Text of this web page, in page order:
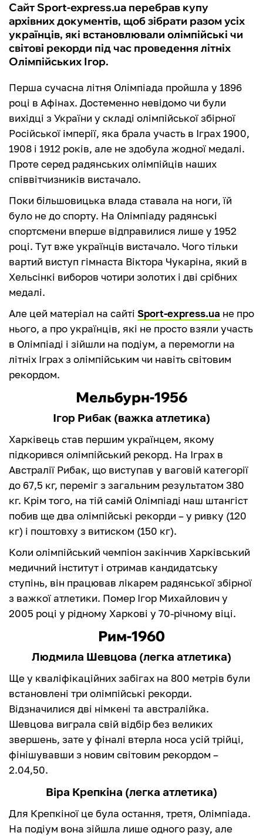
Сайт Sport-express.ua перебрав купу
архівних документів, щоб зібрати разом усіх
українців, які встановлювали олімпійські чи
світові рекорди під час проведення літніх
Олімпійських Ігор.
Перша сучасна літня Олімпіада пройшла у 1896
році в Афінах. Достеменно невідомо чи були
вихідці з України у складі олімпійської збірної
Російської імперії, яка брала участь в Іграх 1900,
1908 і 1912 років, але не здобула жодної медалі.
Проте серед радянських олімпійців наших
співвітчизників вистачало.
Поки більшовицька влада ставала на ноги, їй
було не до спорту. На Олімпіаду радянські
спортсмени вперше відправилися лише у 1952
році. Тут вже українців вистачало. Чого тільки
вартий виступ гімнаста Віктора Чукаріна, який в
Хельсінкі виборов чотири золотих і дві срібних
медалі.
Але цей матеріал на сайті Sport-express.ua не про
нього, а про українців, які не просто взяли участь
в Олімпіаді і зійшли на подіум, а перемогли на
літніх Іграх з олімпійським чи навіть світовим
рекордом.
Мельбурн-1956
Ігор Рибак (важка атлетика)
Харківець став першим українцем, якому
підкорився олімпійський рекорд. На Іграх в
Австралії Рибак, що виступав у ваговій категорії
до 67,5 кг, переміг з загальним результатом 380
кг. Крім того, на тій самій Олімпіаді наш штангіст
побив ще два олімпійські рекорди – у ривку (120
кг) і поштовху з витиском (150 кг).
Коли олімпійський чемпіон закінчив Харківський
медичний інститут і отримав кандидатську
ступінь, він працював лікарем радянської збірної
з важкої атлетики. Помер Ігор Михайлович у
2005 році у рідному Харкові у 70-річному віці.
Рим-1960
Людмила Шевцова (легка атлетика)
Ще у кваліфікаційних забігах на 800 метрів були
встановлені три олімпійські рекорди.
Відзначилися дві німкені та австралійка.
Шевцова виграла свій відбір без великих
звершень, зате у фіналі втерла носа усій трійці,
фінішувавши з новим світовим рекордом –
2.04,50.
Віра Крепкіна (легка атлетика)
Для Крепкіної це була остання, третя, Олімпіада.
На подіум вона зійшла лише одного разу, але